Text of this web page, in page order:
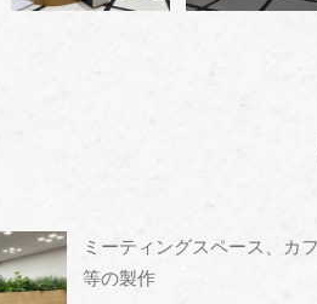
ミーティングスペース、カ
等の製作